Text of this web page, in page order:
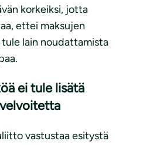
korkeiksi, jotta
ettei maksujen
lain noudattamista
ei tule lisätä
vastustaa esitystä